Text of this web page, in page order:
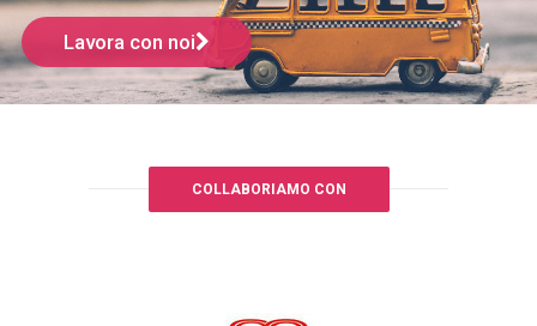
Lavora con noi
COLLABORIAMO CON